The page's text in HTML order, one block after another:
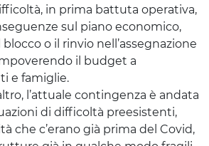
in prima battuta operativa,
sul piano economico,
o il rinvio nell’assegnazione
il budget a
e famiglie.
l’attuale contingenza è andata
di difficoltà preesistenti,
che c’erano già prima del Covid,